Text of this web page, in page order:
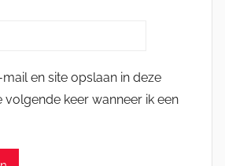
en site opslaan in deze
keer wanneer ik een